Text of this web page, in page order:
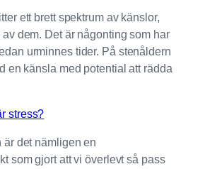
ett brett spektrum av känslor,
dem. Det är någonting som har
urminnes tider. På stenåldern
en känsla med potential att rädda
stress?
är det nämligen en
som gjort att vi överlevt så pass